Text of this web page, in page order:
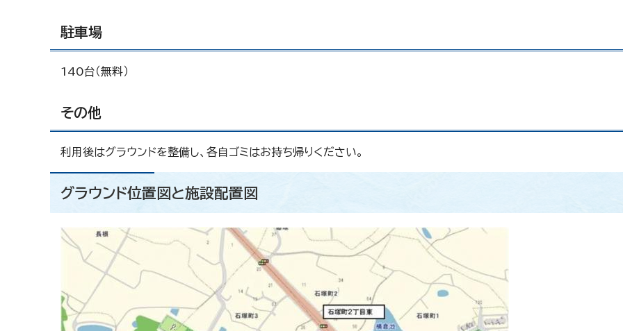
駐車場
140台（無料）
その他
利用後はグラウンドを整備し、各自ゴミはお持ち帰りください。
グラウンド位置図と施設配置図